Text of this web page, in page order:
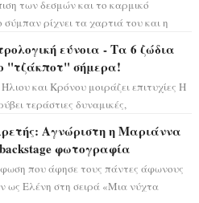
των δεσμών και το καρμικό
ρίχνει τα χαρτιά του και η
εύνοια - Τα 6 ζώδια
"τζάκποτ" σήμερα!
και Κρόνου μοιράζει επιτυχίες Η
τεράστιες δυναμικές,
Αγνώριστη η Μαριάννα
φωτογραφία
που άφησε τους πάντες άφωνους
ως Ελένη στη σειρά «Μια νύχτα